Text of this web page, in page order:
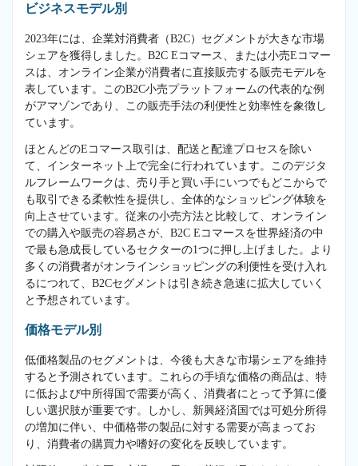
ビジネスモデル別
2023年には、企業対消費者（B2C）セグメントが大きな市場
シェアを獲得しました。B2C Eコマース、または小売Eコマー
スは、オンライン企業が消費者に直接販売する販売モデルを
表しています。このB2C小売プラットフォームの代表的な例
がアマゾンであり、この販売手法の利便性と効率性を象徴し
ています。
ほとんどのEコマース取引は、配送と配達プロセスを除い
て、インターネット上で完全に行われています。このデジタ
ルフレームワークは、売り手と買い手にいつでもどこからで
も取引できる柔軟性を提供し、全体的なショッピング体験を
向上させています。従来の小売方法と比較して、オンライン
での購入や販売の容易さが、B2C Eコマースを世界経済の中
で最も急成長しているセクターの1つに押し上げました。より
多くの消費者がオンラインショッピングの利便性を受け入れ
るにつれて、B2Cセグメントは引き続き急速に拡大していく
と予想されています。
価格モデル別
低価格製品のセグメントは、今後も大きな市場シェアを維持
すると予測されています。これらの手頃な価格の商品は、特
に低および中所得国で需要が高く、消費者にとって予算に優
しい選択肢が重要です。しかし、新興経済国では可処分所得
の増加に伴い、中価格帯の製品に対する需要が高まってお
り、消費者の購買力や嗜好の変化を反映しています。